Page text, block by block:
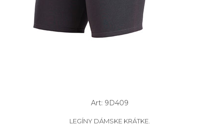
Art: 9D409
LEGÍNY DÁMSKE KRÁTKE.